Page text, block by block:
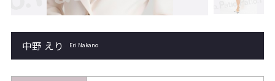
中野 えり Eri Nakano